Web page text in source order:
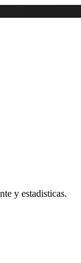
y estadisticas.